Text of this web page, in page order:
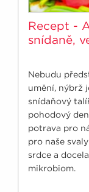
Recept -
snídaně,
Nebudu
umění, nýbrž
snídaňový
pohodový
potrava pro
pro naše
srdce a
mikrobiom.